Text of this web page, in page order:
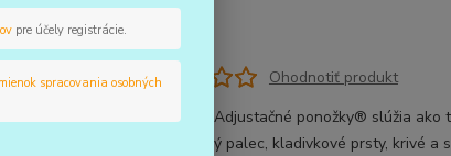
WHITE
Ohodnotiť produkt
Originálne Adjustačné ponožky® slúžia ako
pre vbočený palec, kladivkové prsty, krivé a
pre účely registrácie.
spracovania osobných